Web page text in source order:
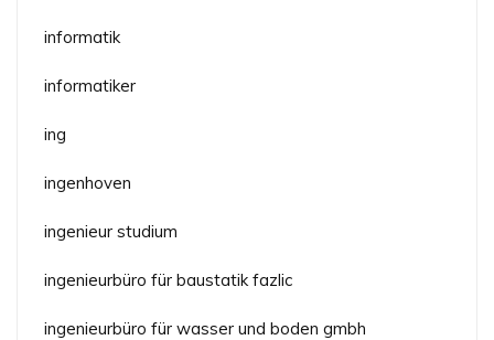
informatik
informatiker
ing
ingenhoven
ingenieur studium
ingenieurbüro für baustatik fazlic
ingenieurbüro für wasser und boden gmbh